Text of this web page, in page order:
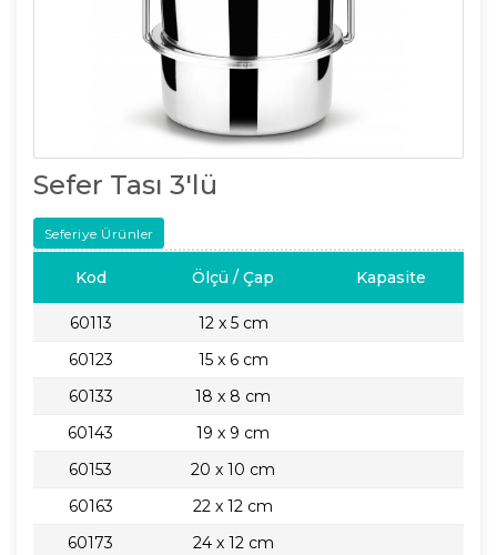
Sefer Tası 3'lü
Seferiye Ürünler
Kod Ölçü / Çap Kapasite
60113
12 x 5 cm
60123
15 x 6 cm
60133
18 x 8 cm
60143
19 x 9 cm
60153
20 x 10 cm
60163
22 x 12 cm
60173
24 x 12 cm